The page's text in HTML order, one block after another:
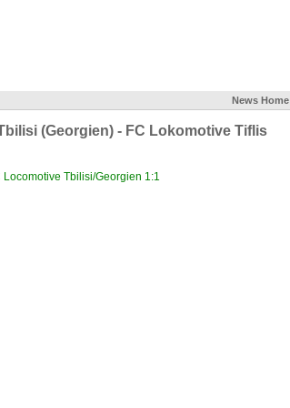
News Home
(Georgien) - FC Lokomotive Tiflis
Locomotive Tbilisi/Georgien 1:1